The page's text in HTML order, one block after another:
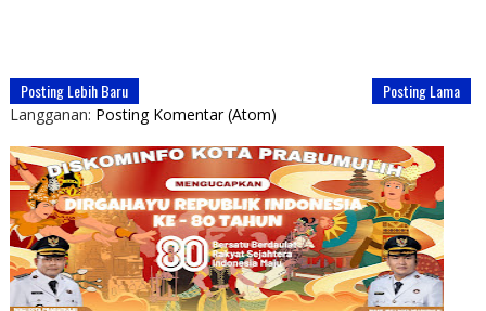
Posting Lebih Baru Posting Lama
Langganan: Posting Komentar (Atom)